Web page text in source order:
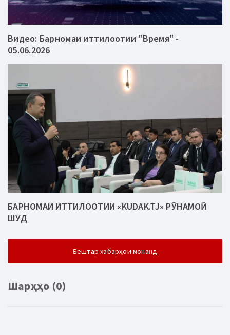
Видео: Барномаи иттилоотии "Время" -
05.06.2026
БАРНОМАИ ИТТИЛООТИИ «KUDAK.TJ» РӮНАМОӢ
ШУД
Бештар хабарҳои монанд
Шарҳҳо (0)